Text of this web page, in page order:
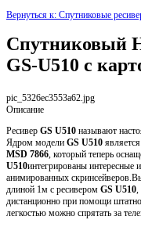
Вернуться к: Спутниковые
Спутниковый
GS-U510 с
pic_5326ec3553a62.jpg
Описание
Ресивер GS U510 называют
Ядром модели GS U510
MSD 7866, который теперь
U510интегрированы интересные
анимированных
длиной 1м с ресивером GS U510,
дистанционно при помощи
легкостью можно спрятать за